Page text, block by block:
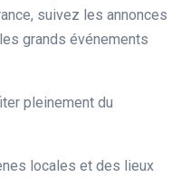
suivez les annonces
grands événements
pleinement du
locales et des lieux